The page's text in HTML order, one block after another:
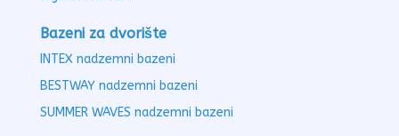
Bazeni za dvorište
INTEX nadzemni bazeni
BESTWAY nadzemni bazeni
SUMMER WAVES nadzemni bazeni